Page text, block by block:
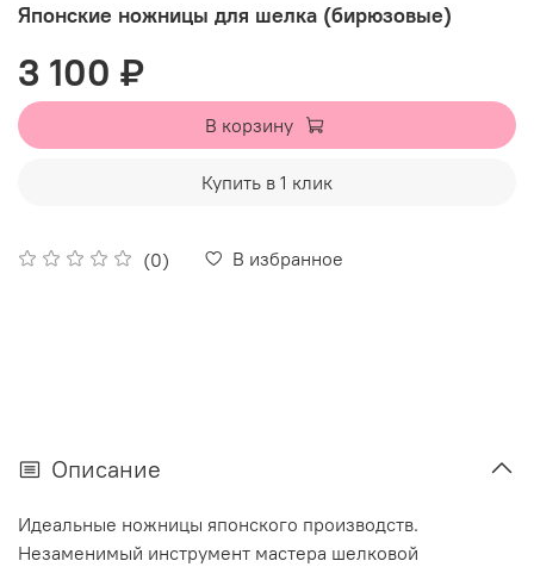
Японские ножницы для шелка (бирюзовые)
(0) В избранное
3 100 ₽
В корзину
Купить в 1 клик
Описание
Идеальные ножницы японского производств.
Незаменимый инструмент мастера шелковой